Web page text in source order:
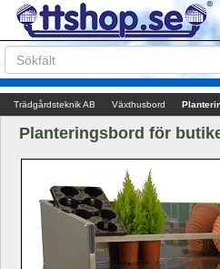
Trädgårdsteknik AB Växthusbord
Planteringsbord för